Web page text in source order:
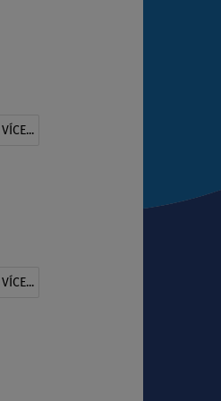
VÍCE...
VÍCE...